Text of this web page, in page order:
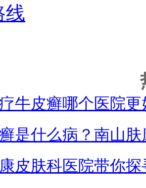
线
牛皮癣哪个医院更
是什么病？南山肤
皮肤科医院带你探